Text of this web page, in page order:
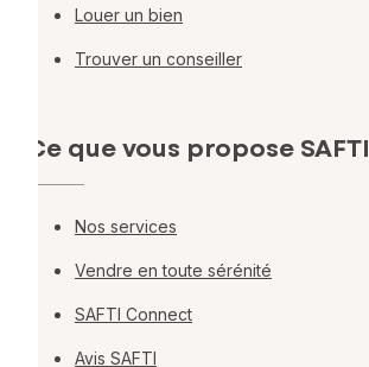
Louer un bien
Trouver un conseiller
Ce que vous propose SAFTI
Nos services
Vendre en toute sérénité
SAFTI Connect
Avis SAFTI